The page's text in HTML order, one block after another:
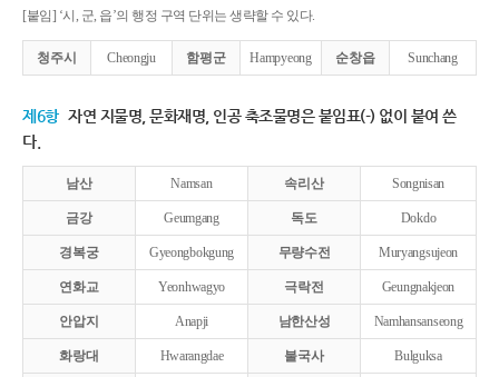
[붙임] ‘시, 군, 읍’의 행정 구역 단위는 생략할 수 있다.
청주시 Cheongju 함평군 Hampyeong 순창읍 Sunchang
제6항 자연 지물명, 문화재명, 인공 축조물명은 붙임표(-) 없이 붙여 쓴
다.
남산 Namsan 속리산 Songnisan
금강 Geumgang 독도 Dokdo
경복궁 Gyeongbokgung 무량수전 Muryangsujeon
연화교 Yeonhwagyo 극락전 Geungnakjeon
안압지 Anapji 남한산성 Namhansanseong
화랑대 Hwarangdae 불국사 Bulguksa